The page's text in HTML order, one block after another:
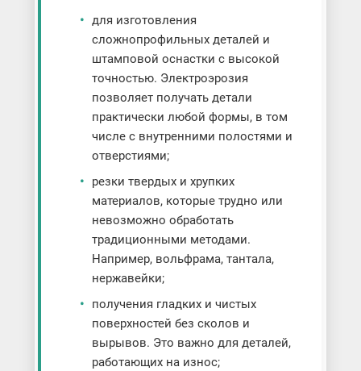
для изготовления
сложнопрофильных деталей и
штамповой оснастки с высокой
точностью. Электроэрозия
позволяет получать детали
практически любой формы, в том
числе с внутренними полостями и
отверстиями;
резки твердых и хрупких
материалов, которые трудно или
невозможно обработать
традиционными методами.
Например, вольфрама, тантала,
нержавейки;
получения гладких и чистых
поверхностей без сколов и
вырывов. Это важно для деталей,
работающих на износ;